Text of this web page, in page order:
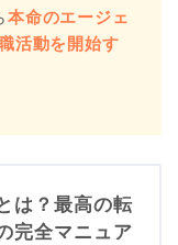
本命のエージェ
活動を開始す
は？最高の転
完全マニュア